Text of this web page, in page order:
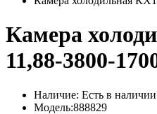
Камера
11,88-3800-
Наличие: Есть в наличии
Модель:888829